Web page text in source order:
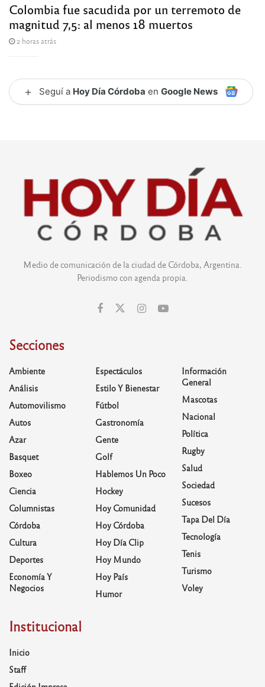
Colombia fue sacudida por un terremoto de
magnitud 7,5: al menos 18 muertos
2 horas atrás
+ Seguí a Hoy Día Córdoba en Google News
Medio de comunicación de la ciudad de Córdoba, Argentina.
Periodismo con agenda propia.
Secciones
Ambiente
Análisis
Automovilismo
Autos
Azar
Basquet
Boxeo
Ciencia
Columnistas
Córdoba
Cultura
Deportes
Economía Y
Negocios
Espectáculos
Estilo Y Bienestar
Fútbol
Gastronomía
Gente
Golf
Hablemos Un Poco
Hockey
Hoy Comunidad
Hoy Córdoba
Hoy Día Clip
Hoy Mundo
Hoy País
Humor
Información
General
Mascotas
Nacional
Política
Rugby
Salud
Sociedad
Sucesos
Tapa Del Día
Tecnología
Tenis
Turismo
Voley
Institucional
Inicio
Staff